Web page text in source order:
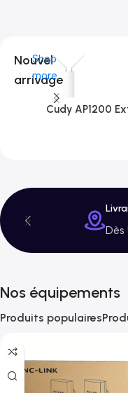
Nouvel
arrivage
Shop
more
Cudy AP1200
Dès
Nos équipements
Produits populaires